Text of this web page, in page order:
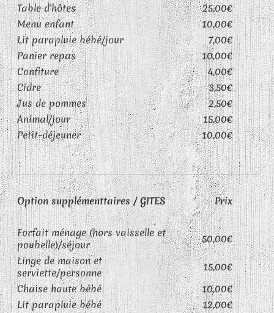
Table d'hôtes
25,00€
Menu enfant
10,00€
Lit parapluie bébé/jour
7,00€
Panier repas
10,00€
Confiture
4,00€
Cidre
3,50€
Jus de pommes
2,50€
Animal/jour
15,00€
Petit-déjeuner
10,00€
Option supplémenttaires / GITES Prix
Forfait ménage (hors vaisselle et
poubelle)/séjour
50,00€
Linge de maison et
serviette/personne
15,00€
Chaise haute bébé
10,00€
Lit parapluie bébé
12,00€